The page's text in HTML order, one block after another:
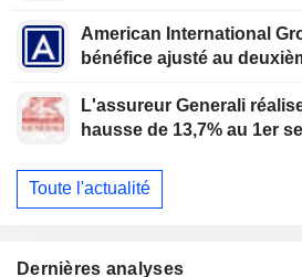
American International
bénéfice ajusté au
L'assureur Generali
hausse de 13,7% au 1er
Toute l'actualité
Dernières analyses